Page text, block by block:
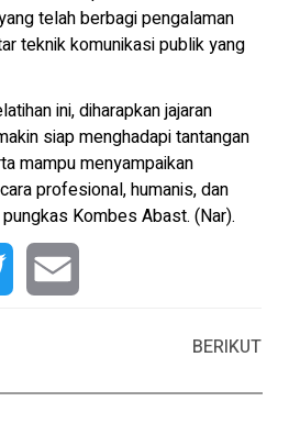
telah berbagi pengalaman
teknik komunikasi publik yang
ini, diharapkan jajaran
siap menghadapi tantangan
mampu menyampaikan
profesional, humanis, dan
Kombes Abast. (Nar).
BERIKUT